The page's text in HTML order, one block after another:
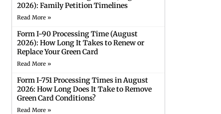
2026): Family Petition Timelines
Read More »
Form I-90 Processing Time (August
2026): How Long It Takes to Renew or
Replace Your Green Card
Read More »
Form I-751 Processing Times in August
2026: How Long Does It Take to Remove
Green Card Conditions?
Read More »